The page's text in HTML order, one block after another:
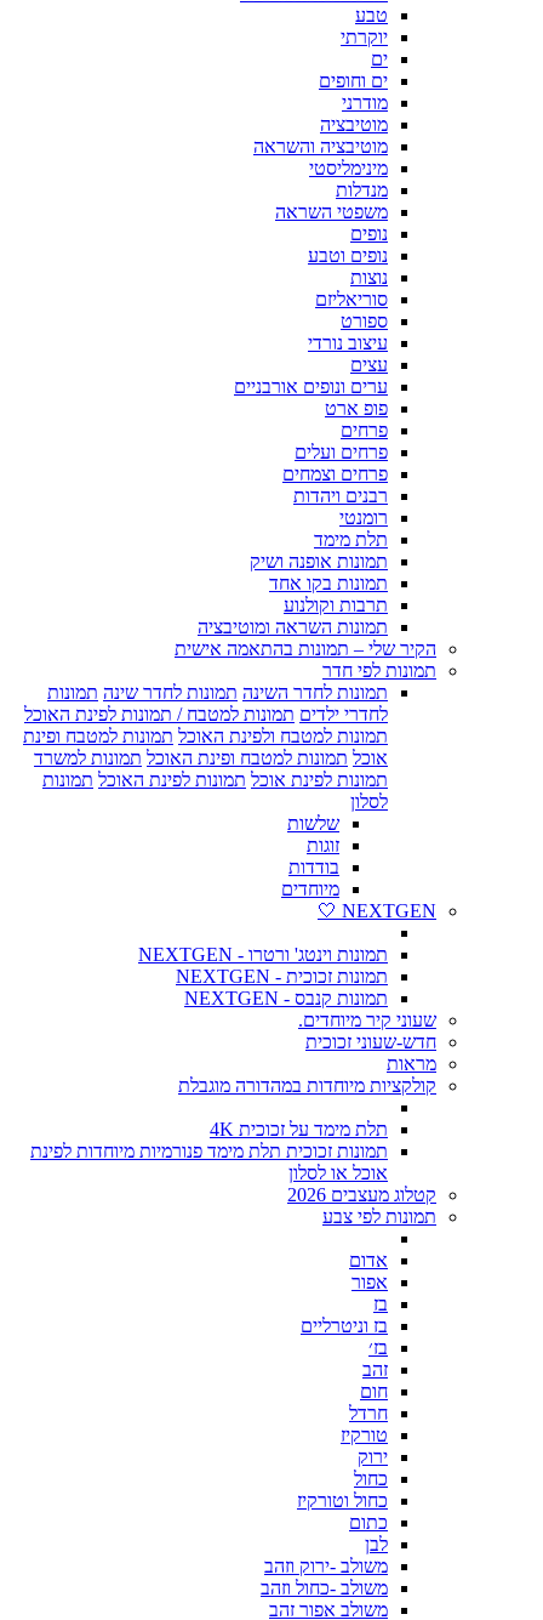
טבע
יוקרתי
ים
ים וחופים
מודרני
מוטיבציה
מוטיבציה והשראה
מינימליסטי
מנדלות
משפטי השראה
נופים
נופים וטבע
נוצות
סוריאליזם
ספורט
עיצוב נורדי
עצים
ערים ונופים אורבניים
פופ ארט
פרחים
פרחים ועלים
פרחים וצמחים
רבנים ויהדות
רומנטי
תלת מימד
תמונות אופנה ושיק
תמונות בקו אחד
תרבות וקולנוע
תמונות השראה ומוטיבציה
הקיר שלי – תמונות בהתאמה אישית
תמונות לפי חדר
תמונות לחדר השינה תמונות לחדר שינה תמונות
לחדרי ילדים תמונות למטבח / תמונות לפינת האוכל
תמונות למטבח ולפינת האוכל תמונות למטבח ופינת
אוכל תמונות למטבח ופינת האוכל תמונות למשרד
תמונות לפינת אוכל תמונות לפינת האוכל תמונות
לסלון
שלשות
זוגות
בודדות
מיוחדים
NEXTGEN 🤍
תמונות וינטג' ורטרו - NEXTGEN
תמונות זכוכית - NEXTGEN
תמונות קנבס - NEXTGEN
שעוני קיר מיוחדים.
חדש-שעוני זכוכית
מראות
קולקציות מיוחדות במהדורה מוגבלת
תלת מימד על זכוכית 4K
תמונות זכוכית תלת מימד פנורמיות מיוחדות לפינת
אוכל או לסלון
קטלוג מעצבים 2026
תמונות לפי צבע
אדום
אפור
בז
בז וניטרליים
בז׳
זהב
חום
חרדל
טורקיז
ירוק
כחול
כחול וטורקיז
כתום
לבן
משולב -ירוק וזהב
משולב -כחול וזהב
משולב אפור זהב